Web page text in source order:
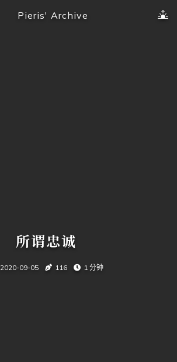
所谓忠诚
2020-09-05 116 1 分钟
Pieris' Archive